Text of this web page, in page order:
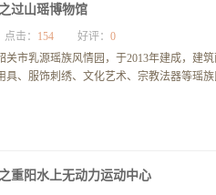
过山瑶博物馆
点击： 154 好评： 0
市乳源瑶族风情园，于2013年建成，建
具、服饰刺绣、文化艺术、宗教法器等瑶
重阳水上无动力运动中心